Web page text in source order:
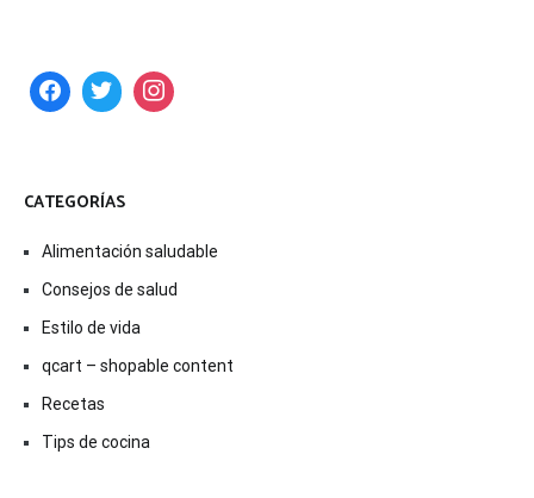
CATEGORÍAS
Alimentación saludable
Consejos de salud
Estilo de vida
qcart – shopable content
Recetas
Tips de cocina